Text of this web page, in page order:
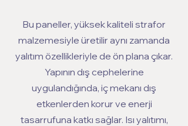
Bu paneller, yüksek kaliteli strafor
malzemesiyle üretilir aynı zamanda
yalıtım özellikleriyle de ön plana çıkar.
Yapının dış cephelerine
uygulandığında, iç mekanı dış
etkenlerden korur ve enerji
tasarrufuna katkı sağlar. Isı yalıtımı,